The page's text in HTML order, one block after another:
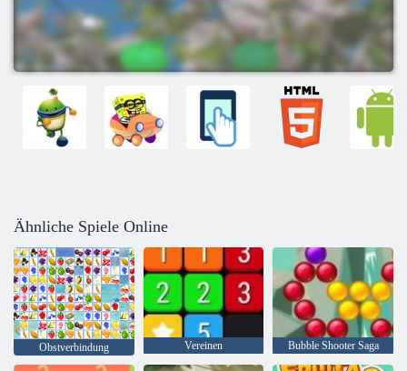
Ähnliche Spiele Online
Obstverbindung Vereinen Bubble Shooter Saga